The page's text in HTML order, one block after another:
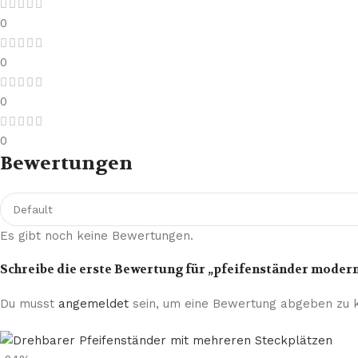
0
0
0
0
Bewertungen
Es gibt noch keine Bewertungen.
Schreibe die erste Bewertung für „pfeifenständer
Du musst angemeldet sein, um eine Bewertung abgeben zu